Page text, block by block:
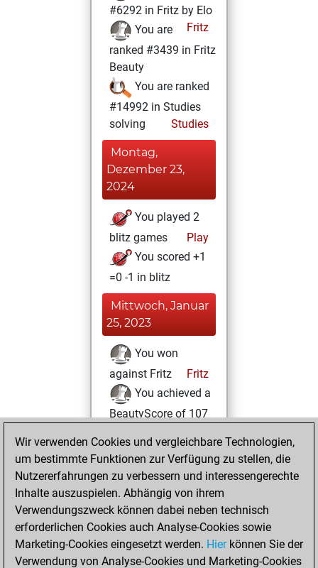
#6292 in Fritz by Elo
Fritz
You are
ranked #3439 in Fritz
Beauty
You are ranked
#14992 in Studies
solving
Studies
Montag,
Dezember 23,
2024
You played 2
blitz games
Play
You scored +1
=0 -1 in blitz
Mittwoch, Januar
25, 2023
You won
against Fritz
Fritz
You achieved a
BeautyScore of 107
new Elo of 1614
Samstag,
September 10,
2022
You created
Wir verwenden Cookies und vergleichbare Technologien,
um bestimmte Funktionen zur Verfügung zu stellen, die
Nutzererfahrungen zu verbessern und interessengerechte
Inhalte auszuspielen. Abhängig von ihrem
Verwendungszweck können dabei neben technisch
erforderlichen Cookies auch Analyse-Cookies sowie
Marketing-Cookies eingesetzt werden. Hierkönnen Sie der
Verwendung von Analyse-Cookies und Marketing-Cookies